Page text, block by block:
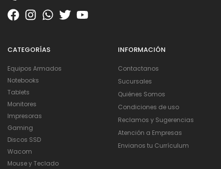
CATEGORÍAS
Equipos Armados
Notebooks
Tablets
Monitores
Impresoras
Gaming
Discos SSD
Wacom
Mouse y Teclado
INFORMACIÓN
Contactanos
Sucursales
Quiénes Somos
Condiciones de uso
Reclamos y Sugerencias
Atención a Empresas
Envianos tu Currículum